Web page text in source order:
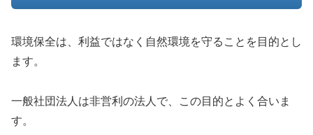
環境保全は、利益ではなく自然環境を守ることを目的とし
ます。
一般社団法人は非営利の法人で、この目的とよく合いま
す。